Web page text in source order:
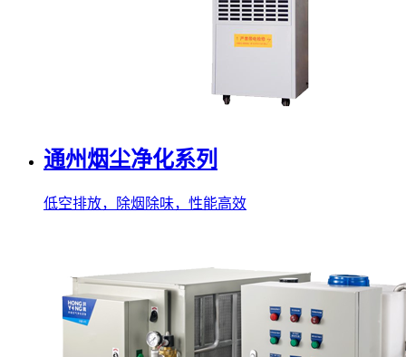
通州烟尘净化系列
低空排放，除烟除味，性能高效